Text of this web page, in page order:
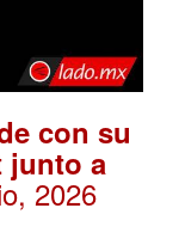
con su
junto a
2026